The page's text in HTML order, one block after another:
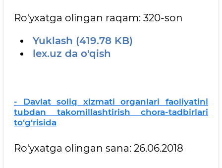
Ro'yxatga olingan raqam: 320-son
Yuklash (419.78 KB)
lex.uz da o'qish
- Davlat soliq xizmati organlari faoliyatini
tubdan takomillashtirish chora-tadbirlari
to‘g‘risida
Ro'yxatga olingan sana: 26.06.2018